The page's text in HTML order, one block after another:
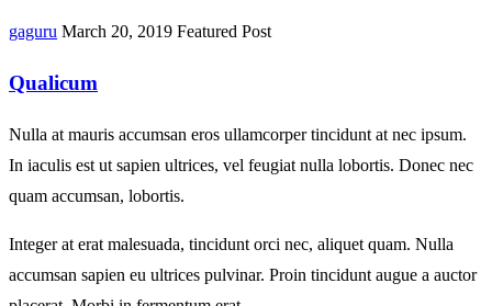
gaguru March 20, 2019 Featured Post
Qualicum
Nulla at mauris accumsan eros ullamcorper tincidunt at nec ipsum.
In iaculis est ut sapien ultrices, vel feugiat nulla lobortis. Donec nec
quam accumsan, lobortis.
Integer at erat malesuada, tincidunt orci nec, aliquet quam. Nulla
accumsan sapien eu ultrices pulvinar. Proin tincidunt augue a auctor